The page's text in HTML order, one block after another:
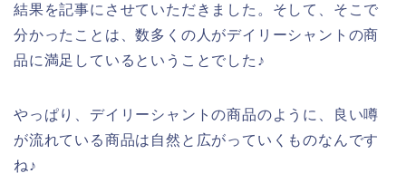
結果を記事にさせていただきました。そして、そこで
分かったことは、数多くの人がデイリーシャントの商
品に満足しているということでした♪
やっぱり、デイリーシャントの商品のように、良い噂
が流れている商品は自然と広がっていくものなんです
ね♪